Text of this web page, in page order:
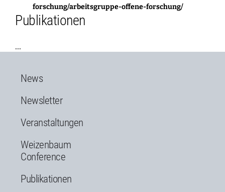
forschung/arbeitsgruppe-offene-forschung/
Publikationen
...
News
Newsletter
Veranstaltungen
Weizenbaum
Conference
Publikationen